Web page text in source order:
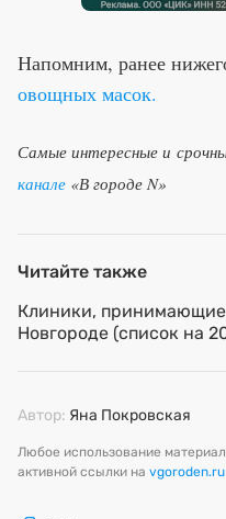
Напомним, ранее
овощных масок.
Самые интересные и
канале «В городе N»
Читайте также
Клиники,
Новгороде (список на
Автор: Яна Покровская
Любое использование
активной ссылки на vgoroden.ru